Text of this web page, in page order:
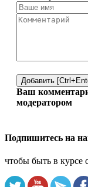
Добавить
Ваш
модератором
Подпишитесь на
чтобы быть в курсе